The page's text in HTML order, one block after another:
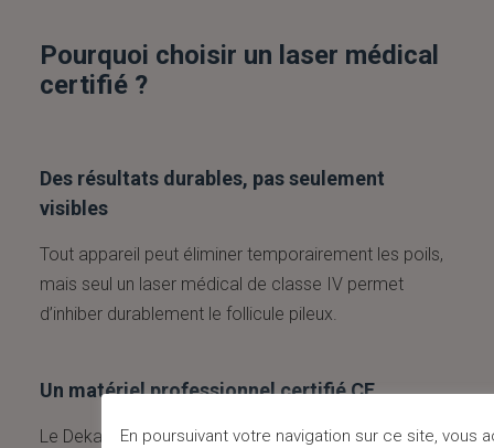
Pourquoi choisir un laser médical
certifié ?
Des résultats durables, pas seulement
visibles
Tout appareil peut éliminer temporairement les poils,
mais seul un laser médical de classe IV permet
d’inhiber durablement le follicule pileux.
Un matériel professionnel certifié CE
Le Deka Synchro REPLA:Y Premium est conforme
En poursuivant votre navigation sur ce site, vous